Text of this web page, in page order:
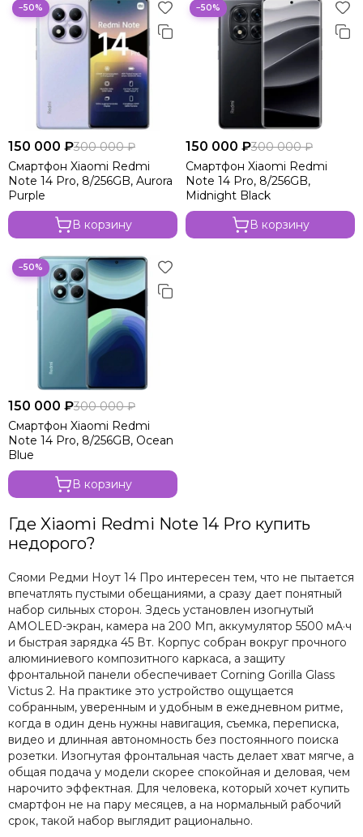
−50%
150 000 ₽300 000 ₽
Смартфон Xiaomi Redmi
Note 14 Pro, 8/256GB, Aurora
Purple
В корзину
−50%
150 000 ₽300 000 ₽
Смартфон Xiaomi Redmi
Note 14 Pro, 8/256GB,
Midnight Black
В корзину
−50%
150 000 ₽300 000 ₽
Смартфон Xiaomi Redmi
Note 14 Pro, 8/256GB, Ocean
Blue
В корзину
Где Xiaomi Redmi Note 14 Pro купить
недорого?
Сяоми Редми Ноут 14 Про интересен тем, что не пытается
впечатлять пустыми обещаниями, а сразу дает понятный
набор сильных сторон. Здесь установлен изогнутый
AMOLED-экран, камера на 200 Мп, аккумулятор 5500 мА·ч
и быстрая зарядка 45 Вт. Корпус собран вокруг прочного
алюминиевого композитного каркаса, а защиту
фронтальной панели обеспечивает Corning Gorilla Glass
Victus 2. На практике это устройство ощущается
собранным, уверенным и удобным в ежедневном ритме,
когда в один день нужны навигация, съемка, переписка,
видео и длинная автономность без постоянного поиска
розетки. Изогнутая фронтальная часть делает хват мягче, а
общая подача у модели скорее спокойная и деловая, чем
нарочито эффектная. Для человека, который хочет купить
смартфон не на пару месяцев, а на нормальный рабочий
срок, такой набор выглядит рационально.